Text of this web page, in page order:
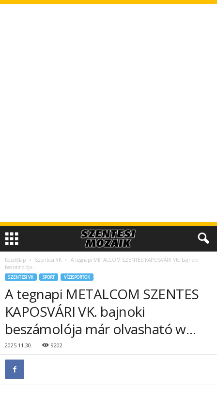
Kezdőlap Szentesi VK
A tegnapi METALCOM SZENTES KAPOSVÁRI VK. bajnoki
beszámolója...
SZENTESI VK SPORT VÍZISPORTOK
A tegnapi METALCOM SZENTES
KAPOSVÁRI VK. bajnoki
beszámolója már olvasható w…
2025.11.30. 9202